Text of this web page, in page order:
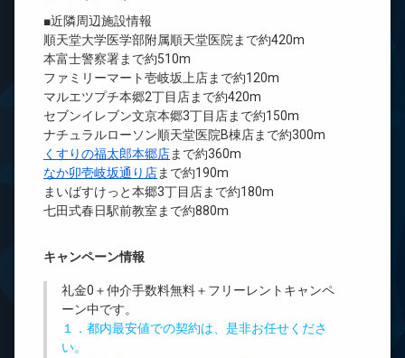
■近隣周辺施設情報
順天堂大学医学部附属順天堂医院まで約420m
本富士警察署まで約510m
ファミリーマート壱岐坂上店まで約120m
マルエツプチ本郷2丁目店まで約420m
セブンイレブン文京本郷3丁目店まで約150m
ナチュラルローソン順天堂医院B棟店まで約300m
くすりの福太郎本郷店まで約360m
なか卯壱岐坂通り店まで約190m
まいばすけっと本郷3丁目店まで約180m
七田式春日駅前教室まで約880m
キャンペーン情報
礼金0 ＋仲介手数料無料＋ フリーレント キャンペ
ーン中です。
１．都内最安値での契約は、是非お任せくださ
い。